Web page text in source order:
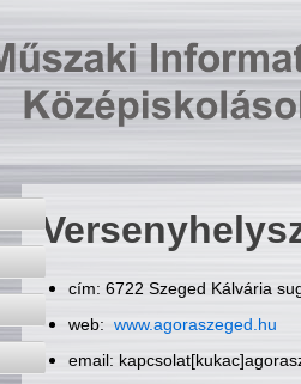
cím: 6722 Szeged Kálvária
web: www.agoraszeged.hu
email: